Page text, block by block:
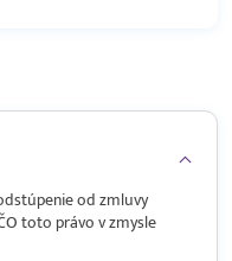
od zmluvy
toto právo v zmysle